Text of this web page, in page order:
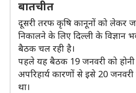
बातचीत
दूसरी तरफ कृषि कानूनों को लेकर
निकालने के लिए दिल्ली के विज्ञान
बैठक चल रही है।
पहले यह बैठक 19 जनवरी को
अपरिहार्य कारणों से इसे 20
था।